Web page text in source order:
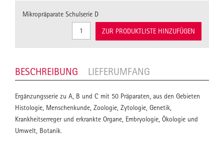
Mikropräparate Schulserie D
ZUR PRODUKTLISTE HINZUFÜGEN
BESCHREIBUNG LIEFERUMFANG
Ergänzungsserie zu A, B und C mit 50 Präparaten, aus den Gebieten
Histologie, Menschenkunde, Zoologie, Zytologie, Genetik,
Krankheitserreger und erkrankte Organe, Embryologie, Ökologie und
Umwelt, Botanik.